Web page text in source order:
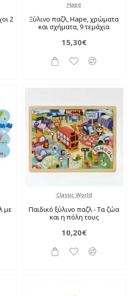
2
Hape
Ξύλινο παζλ, Hape, χρώματα
και σχήματα, 9 τεμάχια
15,30€
με
Classic World
Παιδικό ξύλινο παζλ - Τα ζώα
και η πόλη τους
10,20€